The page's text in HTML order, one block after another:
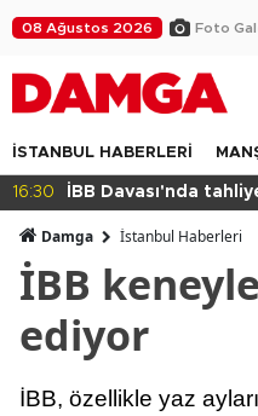
08 Ağustos 2026 Foto
İSTANBUL HABERLERİ
tahliye çıkmadı
Damga İstanbul Haberleri
İBB
ediyor
İBB, özellikle yaz